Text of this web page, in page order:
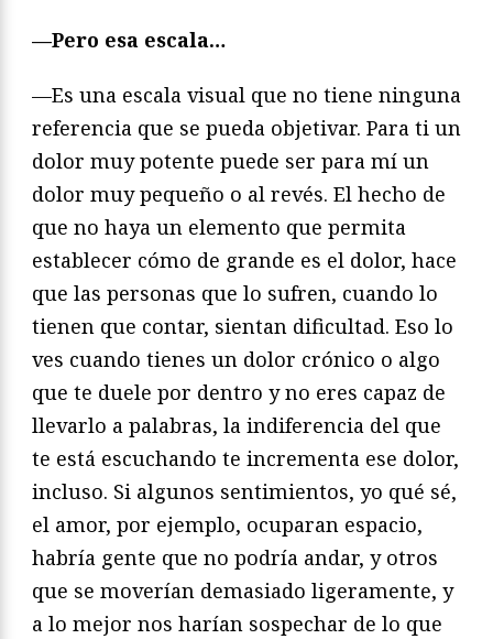
—Pero esa escala…
—Es una escala visual que no tiene ninguna
referencia que se pueda objetivar. Para ti un
dolor muy potente puede ser para mí un
dolor muy pequeño o al revés. El hecho de
que no haya un elemento que permita
establecer cómo de grande es el dolor, hace
que las personas que lo sufren, cuando lo
tienen que contar, sientan dificultad. Eso lo
ves cuando tienes un dolor crónico o algo
que te duele por dentro y no eres capaz de
llevarlo a palabras, la indiferencia del que
te está escuchando te incrementa ese dolor,
incluso. Si algunos sentimientos, yo qué sé,
el amor, por ejemplo, ocuparan espacio,
habría gente que no podría andar, y otros
que se moverían demasiado ligeramente, y
a lo mejor nos harían sospechar de lo que